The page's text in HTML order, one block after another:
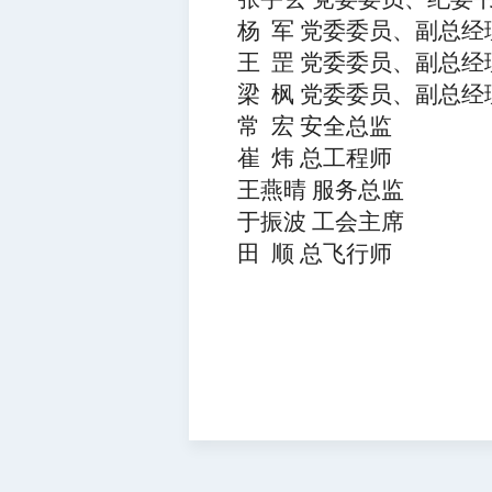
杨 军 党委委员、副总经
王 罡 党委委员、副总经
梁 枫 党委委员、 副总经
常 宏 安全总监
崔 炜 总工程师
王燕晴 服务总监
于振波 工会主席
田 顺 总飞行师